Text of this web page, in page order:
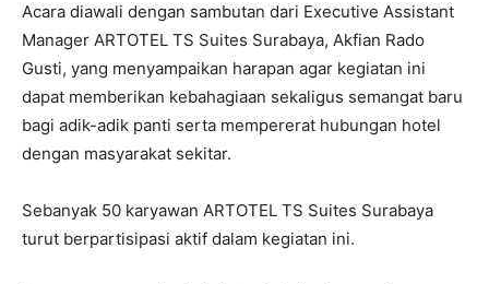
Acara diawali dengan sambutan dari Executive Assistant
Manager ARTOTEL TS Suites Surabaya, Akfian Rado
Gusti, yang menyampaikan harapan agar kegiatan ini
dapat memberikan kebahagiaan sekaligus semangat baru
bagi adik-adik panti serta mempererat hubungan hotel
dengan masyarakat sekitar.
Sebanyak 50 karyawan ARTOTEL TS Suites Surabaya
turut berpartisipasi aktif dalam kegiatan ini.